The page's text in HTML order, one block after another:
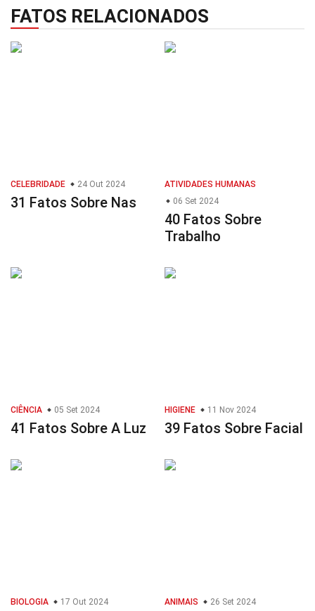
FATOS RELACIONADOS
CELEBRIDADE 24 Out 2024
31 Fatos Sobre Nas
ATIVIDADES HUMANAS
06 Set 2024
40 Fatos Sobre
Trabalho
CIÊNCIA 05 Set 2024
41 Fatos Sobre A Luz
HIGIENE 11 Nov 2024
39 Fatos Sobre Facial
BIOLOGIA 17 Out 2024 ANIMAIS 26 Set 2024